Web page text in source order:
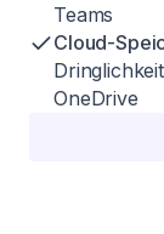
Teams
Cloud-
OneDrive